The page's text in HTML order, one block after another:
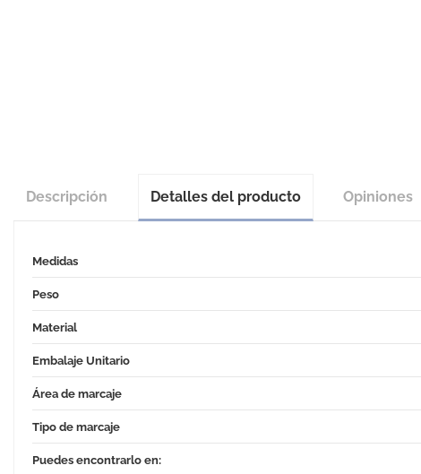
Descripción Detalles del producto Opiniones
Medidas
Peso
Material
Embalaje Unitario
Área de marcaje
Tipo de marcaje
Puedes encontrarlo en: